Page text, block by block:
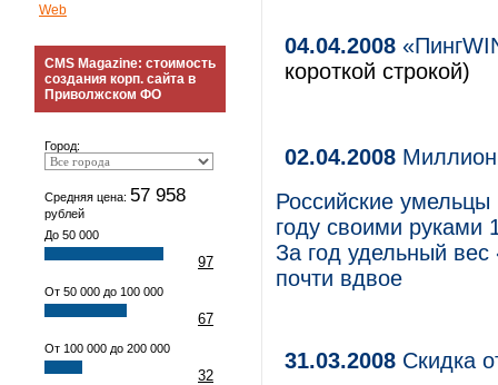
Web
CMS Magazine: стоимость
создания корп. сайта в
Приволжском ФО
Город:
Средняя цена: 57 958
рублей
До 50 000
97
От 50 000 до 100 000
67
От 100 000 до 200 000
32
04.04.2008
короткой строкой)
02.04.2008 Миллион
Российские
году своими руками
За год удельный
почти вдвое
31.03.2008 Скидка